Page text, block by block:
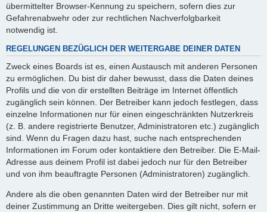
übermittelter Browser-Kennung zu speichern, sofern dies zur
Gefahrenabwehr oder zur rechtlichen Nachverfolgbarkeit
notwendig ist.
REGELUNGEN BEZÜGLICH DER WEITERGABE DEINER DATEN
Zweck eines Boards ist es, einen Austausch mit anderen Personen
zu ermöglichen. Du bist dir daher bewusst, dass die Daten deines
Profils und die von dir erstellten Beiträge im Internet öffentlich
zugänglich sein können. Der Betreiber kann jedoch festlegen, dass
einzelne Informationen nur für einen eingeschränkten Nutzerkreis
(z. B. andere registrierte Benutzer, Administratoren etc.) zugänglich
sind. Wenn du Fragen dazu hast, suche nach entsprechenden
Informationen im Forum oder kontaktiere den Betreiber. Die E-Mail-
Adresse aus deinem Profil ist dabei jedoch nur für den Betreiber
und von ihm beauftragte Personen (Administratoren) zugänglich.
Andere als die oben genannten Daten wird der Betreiber nur mit
deiner Zustimmung an Dritte weitergeben. Dies gilt nicht, sofern er